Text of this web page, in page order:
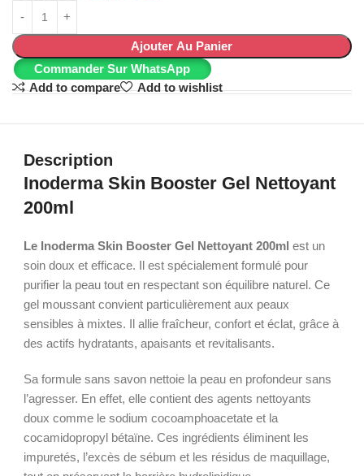
Ajouter Au Panier
Commander Sur WhatsApp
Add to compare
Add to wishlist
Description
Inoderma Skin Booster Gel Nettoyant
200ml
Le Inoderma Skin Booster Gel Nettoyant 200ml est un
soin doux et efficace. Il est spécialement formulé pour
purifier la peau tout en respectant son équilibre naturel. Ce
gel moussant convient particulièrement aux peaux
sensibles à mixtes. Il allie fraîcheur, confort et éclat, grâce à
des actifs hydratants, apaisants et revitalisants.
Sa formule sans savon nettoie la peau en profondeur sans
l’agresser. En effet, elle contient des agents nettoyants
doux comme le sodium cocoamphoacetate et la
cocamidopropyl bétaïne. Ces ingrédients éliminent les
impuretés, l’excès de sébum et les résidus de maquillage,